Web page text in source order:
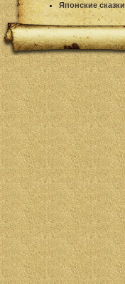
Японские сказки